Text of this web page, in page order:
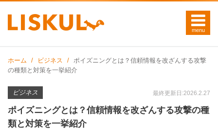
ホーム ビジネス
ポイズニングとは？信頼情報を改ざんする攻撃
の種類と対策を一挙紹介
ビジネス 最終更新日:2026.2.27
ポイズニングとは？信頼情報を改ざんする攻撃の種
類と対策を一挙紹介